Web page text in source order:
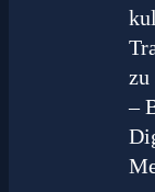
zu
–